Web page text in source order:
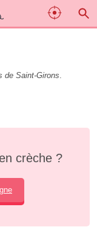
de Saint-Girons.
crèche ?